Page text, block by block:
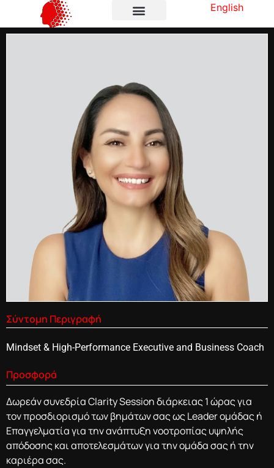
English
Σύντομη Περιγραφή
Mindset & High-Performance Executive and Business Coach
Προσφορά
Δωρεάν συνεδρία Clarity Session διάρκειας 1 ώρας για
τον προσδιορισμό των βημάτων σας ως Leader ομάδας ή
Επαγγελματία για την ανάπτυξη νοοτροπίας υψηλής
απόδοσης και αποτελεσμάτων για την ομάδα σας ή την
καριέρα σας.